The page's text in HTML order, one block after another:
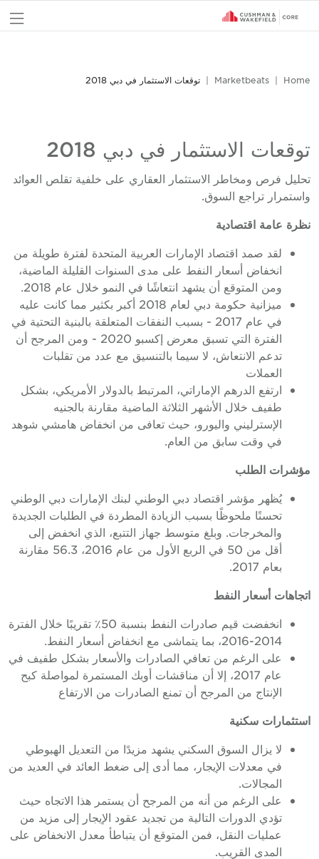
Home
Marketbeats توقعات الاستثمار في دبي 2018
توقعات الاستثمار في دبي 2018
تحليل فرص ومخاطر الاستثمار العقاري على خلفية تقلص العوائد
واستمرار تراجع السوق.
نظرة عامة اقتصادية
لقد صمد اقتصاد الإمارات العربية المتحدة لفترة طويلة من
انخفاض أسعار النفط على مدى السنوات القليلة الماضية،
ومن المتوقع أن يشهد انتعاشًا في النمو خلال عام 2018.
ميزانية حكومة دبي لعام 2018 أكبر بكثير مما كانت عليه
في عام 2017 - بسبب النفقات المتعلقة بالبنية التحتية في
الفترة التي تسبق معرض إكسبو 2020 - ومن المرجح أن
تدعم الانتعاش، لا سيما بالتنسيق مع عدد من تقلبات
العملات
ارتفع الدرهم الإماراتي، المرتبط بالدولار الأمريكي، بشكل
طفيف خلال الأشهر الثلاثة الماضية مقارنة بالجنيه
الإسترليني واليورو، حيث تعافى من انخفاض هامشي شوهد
في وقت سابق من العام.
مؤشرات الطلب
يُظهر مؤشر اقتصاد دبي الوطني لبنك الإمارات دبي الوطني
تحسنًا ملحوظًا بسبب الزيادة المطردة في الطلبات الجديدة
والمخرجات. وبلغ متوسط جهاز التتبع، الذي انخفض إلى
أقل من 50 في الربع الأول من عام 2016، 56.3 مقارنة
بعام 2017.
اتجاهات أسعار النفط
انخفضت قيم صادرات النفط بنسبة 50٪ تقريبًا خلال الفترة
2014-2016، بما يتماشى مع انخفاض أسعار النفط.
على الرغم من تعافي الصادرات والأسعار بشكل طفيف في
عام 2017، إلا أن مناقشات أوبك المستمرة لمواصلة كبح
الإنتاج من المرجح أن تمنع الصادرات من الارتفاع
استثمارات سكنية
لا يزال السوق السكني يشهد مزيدًا من التعديل الهبوطي
في معدلات الإيجار، مما أدى إلى ضغط العائد في العديد من
المجالات.
على الرغم من أنه من المرجح أن يستمر هذا الاتجاه حيث
تؤدي الدورات التالية من تجديد عقود الإيجار إلى مزيد من
عمليات النقل، فمن المتوقع أن يتباطأ معدل الانخفاض على
المدى القريب.